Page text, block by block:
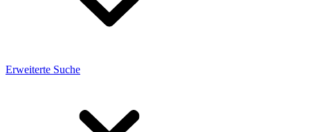
Erweiterte Suche